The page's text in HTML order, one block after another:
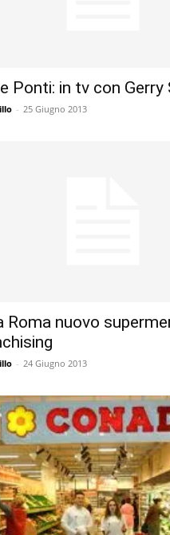
Ponti: in tv con
- 25 Giugno 2013
Roma nuovo
- 24 Giugno 2013